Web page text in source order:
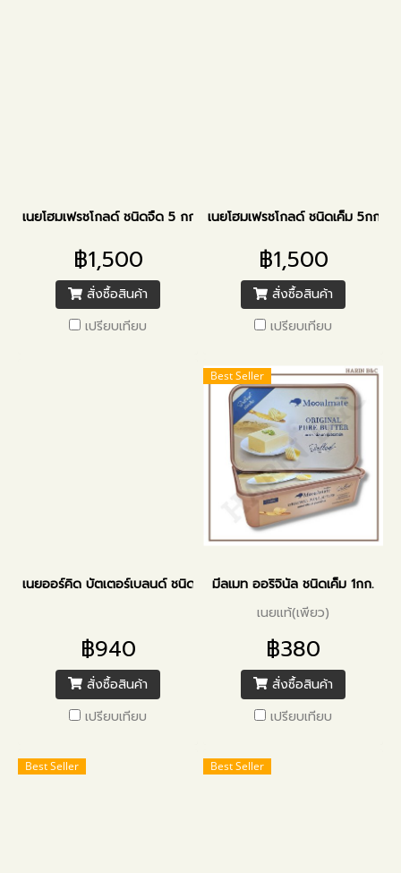
เนยโฮมเฟรชโกลด์ ชนิดจืด 5 กก.
฿1,500
สั่งซื้อสินค้า
เปรียบเทียบ
เนยโฮมเฟรชโกลด์ ชนิดเค็ม 5กก.
฿1,500
สั่งซื้อสินค้า
เปรียบเทียบ
เนยออร์คิด บัตเตอร์เบลนด์ ชนิดเค็ม 5กก.
฿940
สั่งซื้อสินค้า
เปรียบเทียบ
Best Seller
มีลเมท ออริจินัล ชนิดเค็ม 1กก.
เนยแท้(เพียว)
฿380
สั่งซื้อสินค้า
เปรียบเทียบ
Best Seller Best Seller